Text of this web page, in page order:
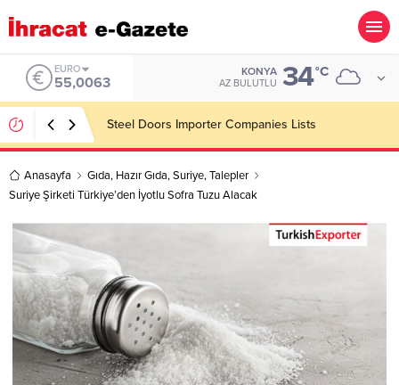
ALTIN
6.543,59
KONYA
AZ BULUTLU 34°C
Konşimento Veri Tabanları Eskide Kalacak!
Anasayfa Gıda, Hazır Gıda,Suriye,Talepler
Suriye Şirketi Türkiye’den İyotlu Sofra Tuzu Alacak